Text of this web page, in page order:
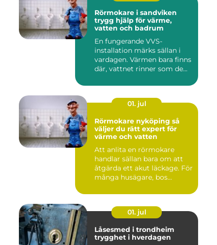
Rörmokare i sandviken
trygg hjälp för värme,
vatten och badrum
En fungerande VVS-
installation märks sällan i
vardagen. Värmen bara finns
där, vattnet rinner som de...
01. jul
Rörmokare nyköping så
väljer du rätt expert för
värme och vatten
Att anlita en rörmokare
handlar sällan bara om att
åtgärda ett akut läckage. För
många husägare, bos...
01. jul
Låsesmed i trondheim
trygghet i hverdagen